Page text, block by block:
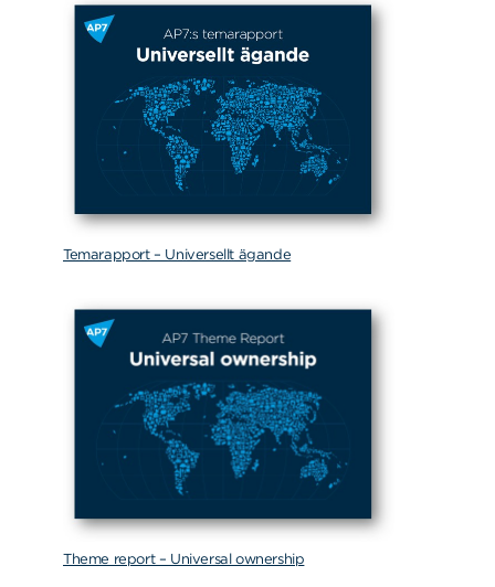
Temarapport – Universellt ägande
Theme report – Universal ownership